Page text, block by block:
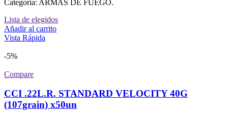
Categoría: ARMAS DE FUEGO.
Lista de elegidos
Añadir al carrito
Vista Rápida
-5%
Compare
CCI .22L.R. STANDARD VELOCITY 40G
(107grain) x50un